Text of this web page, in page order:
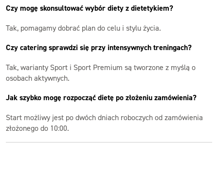
Czy mogę skonsultować wybór diety z dietetykiem?
Tak, pomagamy dobrać plan do celu i stylu życia.
Czy catering sprawdzi się przy intensywnych treningach?
Tak, warianty Sport i Sport Premium są tworzone z myślą o
osobach aktywnych.
Jak szybko mogę rozpocząć dietę po złożeniu zamówienia?
Start możliwy jest po dwóch dniach roboczych od zamówienia
złożonego do 10:00.